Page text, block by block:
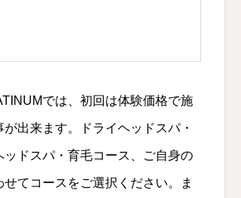
では、初回は体験価格で施
出来ます。ドライヘッドスパ・
ッドスパ・育毛コース、ご自身の
せてコースをご選択ください。ま